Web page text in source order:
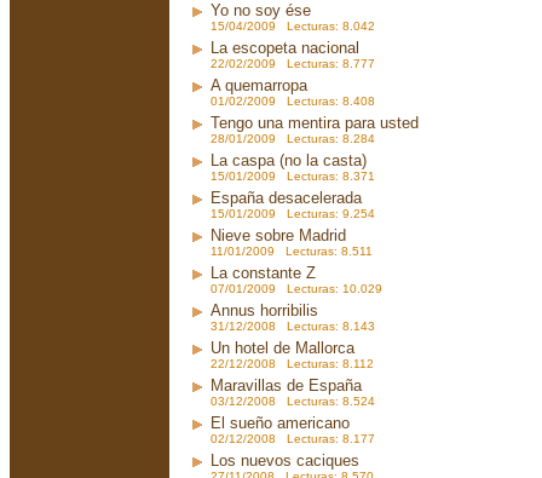
Yo no soy ése
15/04/2009 Lecturas: 8.042
La escopeta nacional
22/02/2009 Lecturas: 8.777
A quemarropa
01/02/2009 Lecturas: 8.408
Tengo una mentira para usted
28/01/2009 Lecturas: 8.284
La caspa (no la casta)
15/01/2009 Lecturas: 8.371
España desacelerada
15/01/2009 Lecturas: 9.254
Nieve sobre Madrid
11/01/2009 Lecturas: 8.511
La constante Z
07/01/2009 Lecturas: 10.029
Annus horribilis
31/12/2008 Lecturas: 8.143
Un hotel de Mallorca
22/12/2008 Lecturas: 8.112
Maravillas de España
03/12/2008 Lecturas: 8.524
El sueño americano
02/12/2008 Lecturas: 8.177
Los nuevos caciques